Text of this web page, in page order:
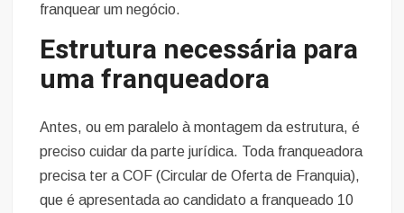
franquear um negócio.
Estrutura necessária para
uma franqueadora
Antes, ou em paralelo à montagem da estrutura, é
preciso cuidar da parte jurídica. Toda franqueadora
precisa ter a COF (Circular de Oferta de Franquia),
que é apresentada ao candidato a franqueado 10